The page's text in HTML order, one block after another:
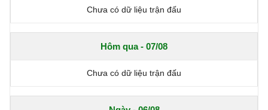
Chưa có dữ liệu trận đấu
Hôm qua - 07/08
Chưa có dữ liệu trận đấu